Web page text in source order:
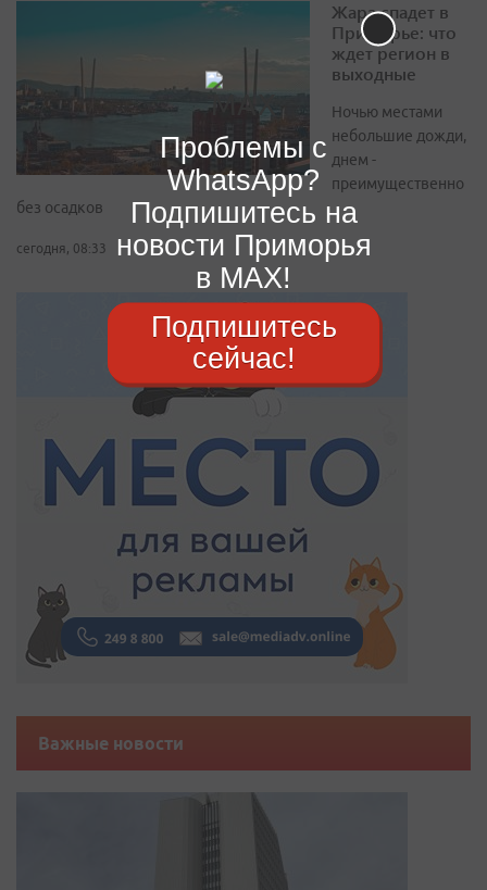
Жара спадет в
Приморье: что
ждет регион в
выходные
Ночью местами
небольшие дожди,
днем -
преимущественно
без осадков
сегодня, 08:33
Важные новости
Проблемы с
WhatsApp?
Подпишитесь на
новости Приморья
в MAX!
Подпишитесь
сейчас!